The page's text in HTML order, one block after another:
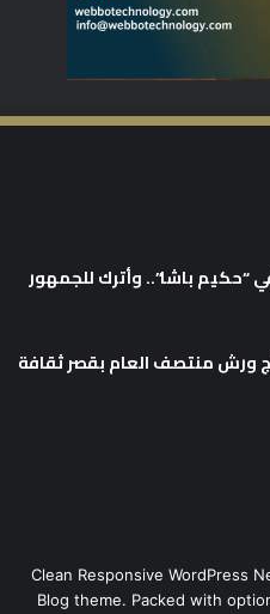
“حكيم باشا”.. وأترك للجمهور
ورش منتصف العام بقصر ثقافة
Clean Responsive WordPress
Blog theme. Packed with